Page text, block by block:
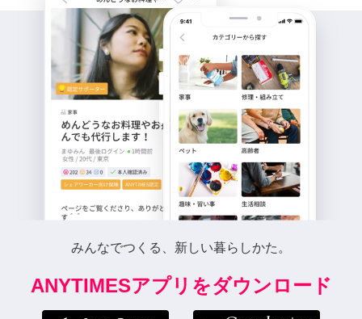
みんなでつくる、新しい暮らしかた。
ANYTIMESアプリをダウンロード